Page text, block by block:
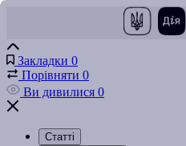
Закладки 0
Порівняти 0
Ви дивилися 0
Статті